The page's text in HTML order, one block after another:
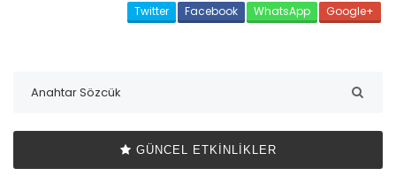
Twitter Facebook WhatsApp Google+
GÜNCEL ETKINLIKLER